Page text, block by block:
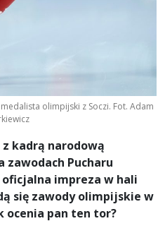
olimpijski z Soczi. Fot. Adam
z kadrą narodową
zawodach Pucharu
oficjalna impreza w hali
się zawody olimpijskie w
ocenia pan ten tor?